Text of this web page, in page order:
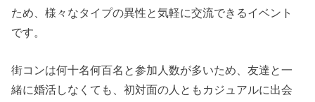
ため、様々なタイプの異性と気軽に交流できるイベント
です。
街コンは何十名何百名と参加人数が多いため、友達と一
緒に婚活しなくても、初対面の人ともカジュアルに出会